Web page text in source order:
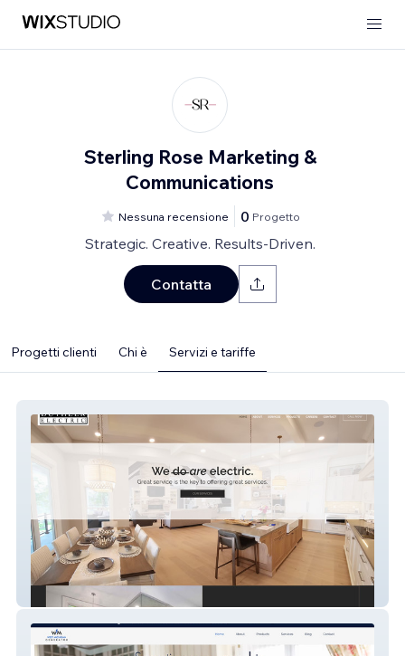
Sterling Rose Marketing &
Communications
Nessuna recensione 0 Progetto
Strategic. Creative. Results-Driven.
Contatta
Progetti clienti Chi è Servizi e tariffe
Duthler Electric